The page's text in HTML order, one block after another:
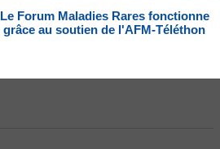
Le Forum Maladies Rares fonctionne
grâce au soutien de l'AFM-Téléthon